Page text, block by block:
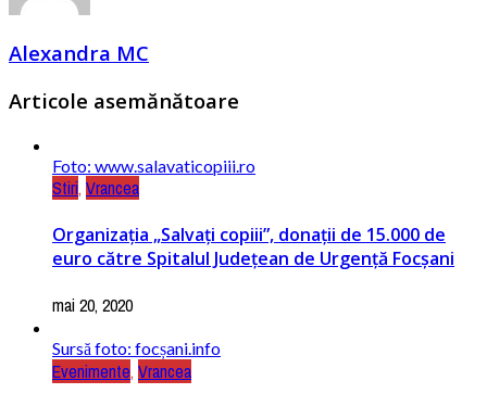
Alexandra MC
Articole asemănătoare
Foto: www.salavaticopiii.ro
Stiri, Vrancea
Organizația „Salvați copiii”, donații de 15.000 de
euro către Spitalul Judeţean de Urgenţă Focşani
mai 20, 2020
Sursă foto: focșani.info
Evenimente, Vrancea